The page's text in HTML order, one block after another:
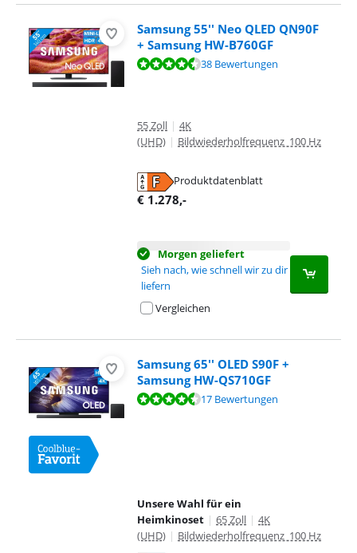
Samsung 55'' Neo QLED QN90F
+ Samsung HW-B760GF
Bewertet mit 8,6 von 10, basierend auf 38 Bewertungen.
38 Bewertungen
55 Zoll | 4K
(UHD) | Bildwiederholfrequenz 100 Hz
Produktdatenblatt
wird in neuem Tab geöffnet
€ 1.278,-
Morgen geliefert
Sieh nach, wie schnell wir zu dir
liefern
Vergleichen
Samsung 65'' OLED S90F +
Samsung HW-QS710GF
Bewertet mit 9,4 von 10, basierend auf 17 Bewertungen.
17 Bewertungen
Unsere Wahl für ein
Heimkinoset | 65 Zoll | 4K
(UHD) | Bildwiederholfrequenz 100 Hz